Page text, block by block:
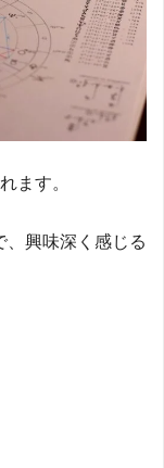
ます。
、興味深く感じる